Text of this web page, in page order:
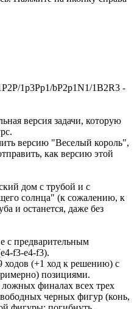
1p3Pp1/bP2p1N1/1B2R3 -
версия задачи, которую
версию "Веселый король",
как версию этой
дом с трубой и с
солнца" (к сожалению, к
и останется, даже без
с предварительным
f3-e4-f3).
(+1 ход к решению) с
позициями.
финалах всех трех
черных фигур (конь,